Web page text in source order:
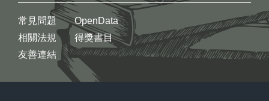
常見問題
相關法規
友善連結
OpenData
得獎書目